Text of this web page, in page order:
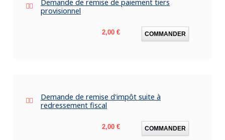
Demande de remise de paiement tiers
provisionnel
Prix
2,00 € COMMANDER
Demande de remise d'impôt suite à
redressement fiscal
Prix
2,00 € COMMANDER